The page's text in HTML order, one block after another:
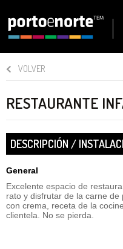
VOLVER
RESTAURANTE
DESCRIPCIÓN /
General
Excelente espacio de
rato y disfrutar de la carne
con crema, receta de la
clientela. No se pierda.